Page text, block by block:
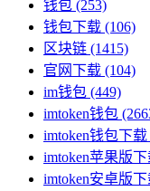
钱包 (253)
钱包下载 (106)
区块链 (1415)
官网下载 (104)
im钱包 (449)
imtoken钱包
imtoken钱包下载
imtoken苹果版
imtoken安卓版